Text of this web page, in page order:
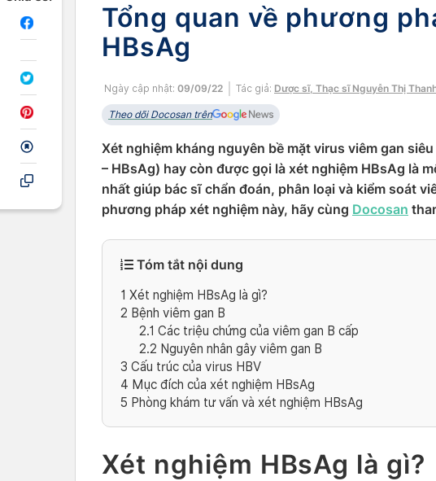
Tổng quan về phương
HBsAg
Ngày cập nhật: 09/09/22 Tác giả: Dược sĩ, Thạc sĩ Nguyễn Thị
Theo dõi Docosan trên
Xét nghiệm kháng nguyên bề mặt virus viêm gan
– HBsAg) hay còn được gọi là xét nghiệm HBsAg là
nhất giúp bác sĩ chẩn đoán, phân loại và kiểm soát
phương pháp xét nghiệm này, hãy cùng Docosan
Tóm tắt nội dung
1 Xét nghiệm HBsAg là gì?
2 Bệnh viêm gan B
2.1 Các triệu chứng của viêm gan B cấp
2.2 Nguyên nhân gây viêm gan B
3 Cấu trúc của virus HBV
4 Mục đích của xét nghiệm HBsAg
5 Phòng khám tư vấn và xét nghiệm HBsAg
Xét nghiệm HBsAg là gì?